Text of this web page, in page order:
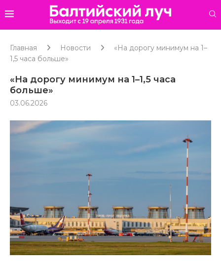
Главная Новости
«На дорогу минимум на 1–
1,5 часа больше»
«На дорогу минимум на 1–1,5 часа
больше»
03.06.2026